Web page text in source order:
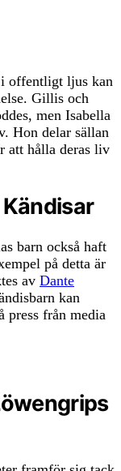
offentligt ljus kan
Gillis och
men Isabella
Hon delar sällan
att hålla deras liv
barn också haft
på detta är
av Dante
kan
press från media